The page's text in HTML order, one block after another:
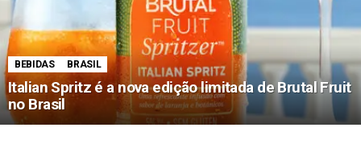
BEBIDAS BRASIL
Italian Spritz é a nova edição limitada de Brutal Fruit
no Brasil